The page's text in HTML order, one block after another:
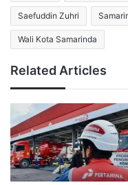
“Polri bersama petani
semangat rencana
Panen Raya Jagung
Kehadiran Presiden di
memperkuat langkah
nasional,” ujar Irjen
Polri Perkuat
Saefuddin Zuhri
Wali Kota Samarinda
Related Articles